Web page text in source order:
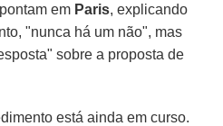
em Paris, explicando
"nunca há um não", mas
sobre a proposta de
está ainda em curso.